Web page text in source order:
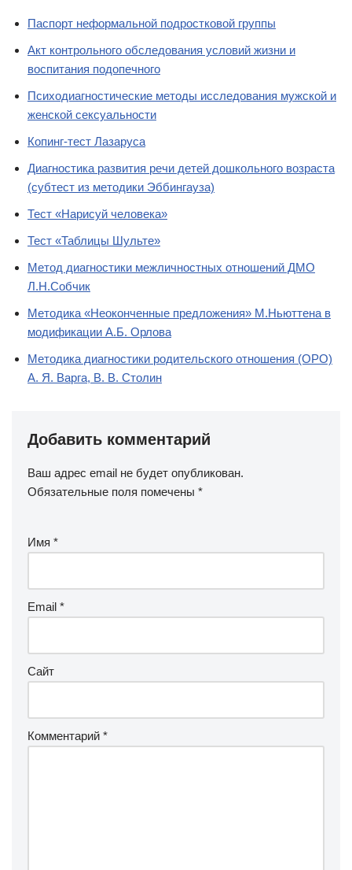
Паспорт неформальной подростковой группы
Акт контрольного обследования условий жизни и
воспитания подопечного
Психодиагностические методы исследования мужской и
женской сексуальности
Копинг-тест Лазаруса
Диагностика развития речи детей дошкольного возраста
(субтест из методики Эббингауза)
Тест «Нарисуй человека»
Тест «Таблицы Шульте»
Метод диагностики межличностных отношений ДМО
Л.Н.Собчик
Методика «Неоконченные предложения» М.Ньюттена в
модификации А.Б. Орлова
Методика диагностики родительского отношения (ОРО)
А. Я. Варга, В. В. Столин
Добавить комментарий
Ваш адрес email не будет опубликован.
Обязательные поля помечены *
Имя *
Email *
Сайт
Комментарий *